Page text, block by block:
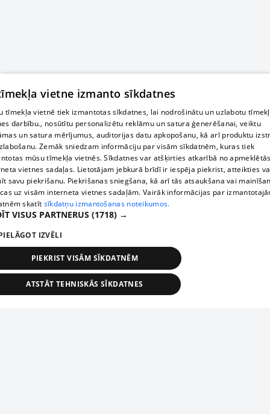
vietne izmanto sīkdatnes
tīmekļa vietnē tiek izmantotas sīkdatnes, lai nodrošinātu un uzlabotu
darbību., nosūtītu personalizētu reklāmu un satura ģenerēšanai, veiktu
un satura mērījumus, auditorijas datu apkopošanu, kā arī produktu
Zemāk sniedzam informāciju par visām sīkdatnēm, kuras tiek
mūsu tīmekļa vietnēs. Sīkdatnes var atšķirties atkarībā no
vietnes sadaļas. Lietotājam jebkurā brīdī ir iespēja piekrist, atteikties
savu piekrišanu. Piekrišanas sniegšana, kā arī tās atsaukšana vai
uz visām interneta vietnes sadaļām. Vairāk informācijas par
skatīt sīkdatņu izmantošanas noteikumos.
VISUS PARTNERUS (1718) →
IZVĒLI
PIEKRIST VISĀM SĪKDATNĒM
ATSTĀT TEHNISKĀS SĪKDATNES